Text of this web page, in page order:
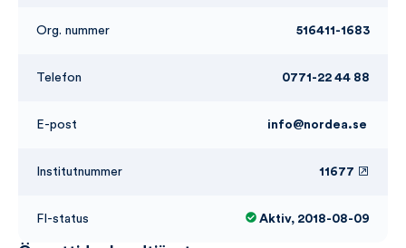
Org. nummer 516411-1683
Telefon 0771-22 44 88
E-post info@nordea.se
Institutnummer 11677
FI-status Aktiv, 2018-08-09